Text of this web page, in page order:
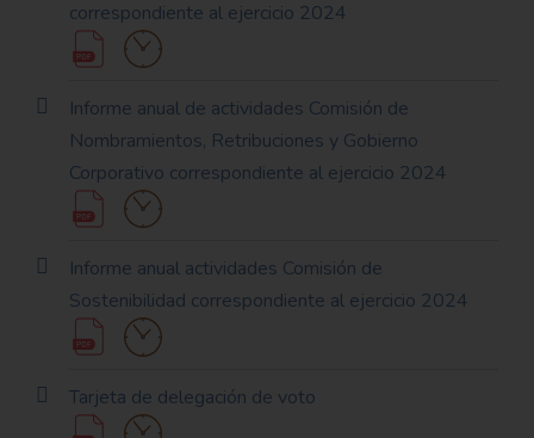
correspondiente al ejercicio 2024
Informe anual de actividades Comisión de
Nombramientos, Retribuciones y Gobierno
Corporativo correspondiente al ejercicio 2024
Informe anual actividades Comisión de
Sostenibilidad correspondiente al ejercicio 2024
Tarjeta de delegación de voto